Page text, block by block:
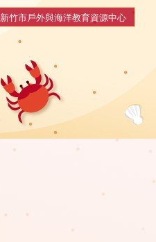
新竹市戶外與海洋教育資源中心